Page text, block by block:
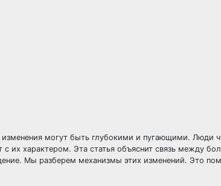
могут быть глубокими и пугающими. Люди
их характером. Эта статья объяснит связь между
Мы разберем механизмы этих изменений. Это